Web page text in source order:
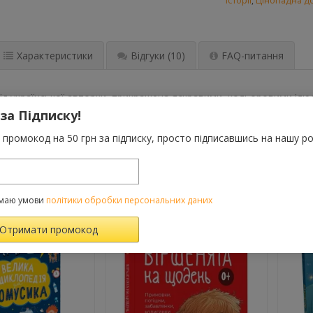
Характеристики Відгуки (10) FAQ-питання
української авторки, прикрашена яскравими, кольоровими
Слухаючи казку, малюк заспокоюється, поринає в приємні
«На добраніч», у країну Сновиландія та навіть опускається
ТАКОЖ КУПУЮТЬ
-10%
Підписку!
на 50 грн за підписку, просто підписавшись на нашу
умови політики обробки персональних даних